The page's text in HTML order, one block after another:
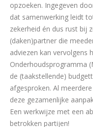
opzoeken. Ingegeven
dat samenwerking leidt
zekerheid én dus rust bij
(daken)partner die
adviezen kan vervolgens
Onderhoudsprogramma
de (taakstellende)
afgesproken. Al
deze gezamenlijke
Een werkwijze met een
betrokken partijen!